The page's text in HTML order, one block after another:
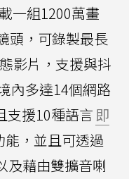
一組1200萬畫
頭，可錄製最長
影片，支援與抖
內多達14個網路
支援10種語言即
能，並且可透過
及藉由雙擴音喇